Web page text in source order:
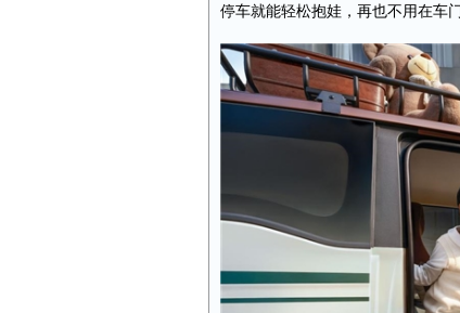
停车就能轻松抱娃，再也不用在车